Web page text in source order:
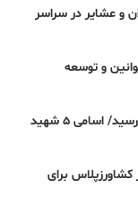
و عشایر در سراسر
و توسعه
فرمانده یگان حفاظت منابع طبیعی به شهادت رسید/ اسامی 5 شهید
برای